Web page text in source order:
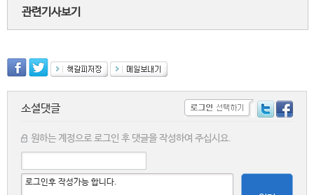
관련기사보기
소셜댓글
원하는 계정으로 로그인 후 댓글을 작성하여 주십시요.